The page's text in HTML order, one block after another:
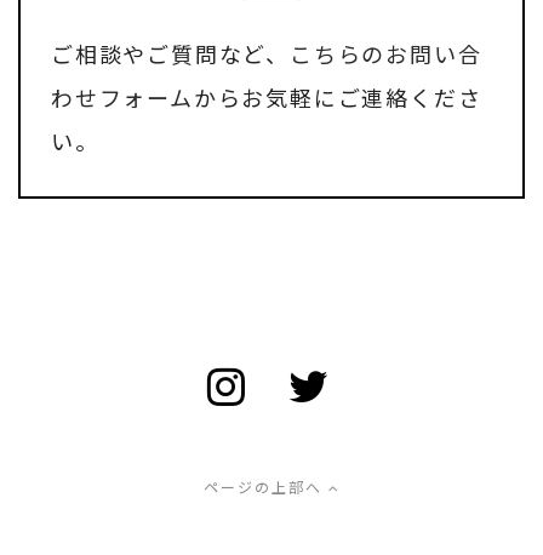
ご相談やご質問など、
こちらのお問い合
わせフォームからお気軽にご連絡くださ
い。
ページの上部へ